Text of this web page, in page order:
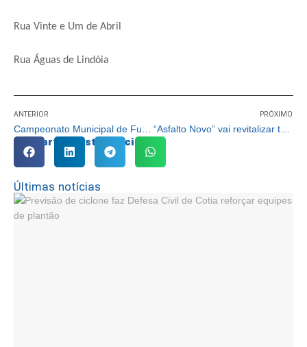
Rua Vinte e Um de Abril
Rua Águas de Lindóia
ANTERIOR PRÓXIMO
“Asfalto Novo” vai revitalizar todas as ruas do bairro Jd. Barro Branco
Compartilhe esta notícia:
Últimas notícias